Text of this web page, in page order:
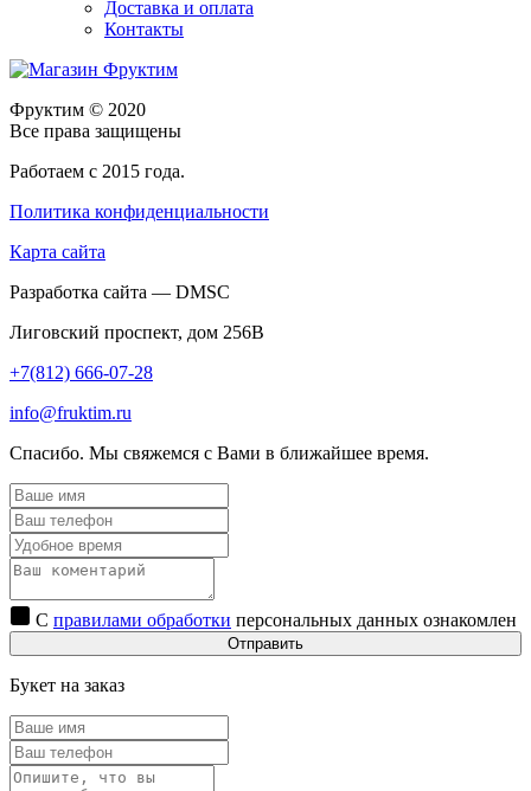
Доставка и оплата
Контакты
Фруктим © 2020
Все права защищены
Работаем с 2015 года.
Политика конфиденциальности
Карта сайта
Разработка сайта — DMSC
Лиговский проспект, дом 256В
+7(812) 666-07-28
info@fruktim.ru
Спасибо. Мы свяжемся с Вами в ближайшее время.
С правилами обработки персональных данных ознакомлен
Отправить
Букет на заказ